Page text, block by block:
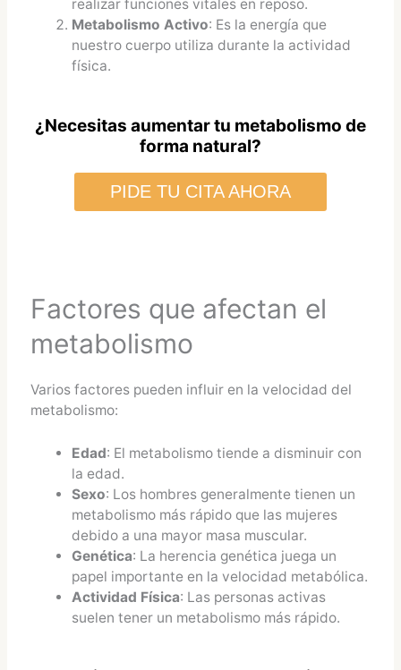
realizar funciones vitales en reposo.
Metabolismo Activo: Es la energía que
nuestro cuerpo utiliza durante la actividad
física.
¿Necesitas aumentar tu metabolismo de
forma natural?
PIDE TU CITA AHORA
Factores que afectan el
metabolismo
Varios factores pueden influir en la velocidad del
metabolismo:
Edad: El metabolismo tiende a disminuir con
la edad.
Sexo: Los hombres generalmente tienen un
metabolismo más rápido que las mujeres
debido a una mayor masa muscular.
Genética: La herencia genética juega un
papel importante en la velocidad metabólica.
Actividad Física: Las personas activas
suelen tener un metabolismo más rápido.